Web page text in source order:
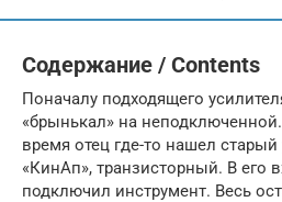
Содержание / Contents
Поначалу подходящего
«брынькал» на
время отец где-то нашел старый
«КинАп», транзисторный. В его
подключил инструмент. Весь